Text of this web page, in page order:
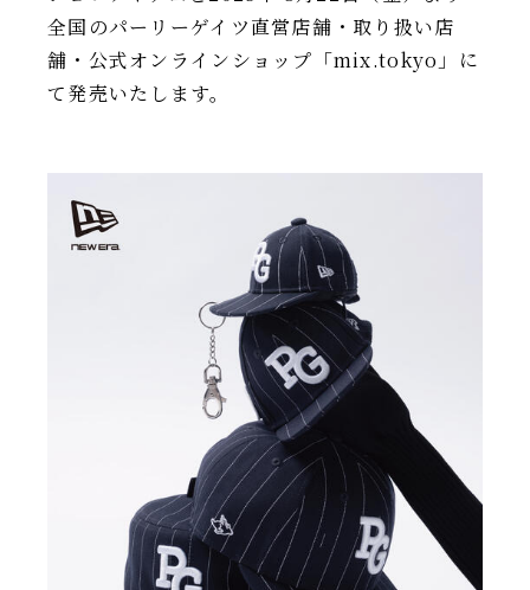
IR情報
TSIトピックス
Foreign Investor
全国のパーリーゲイツ直営店舗・取り扱い店
舗・公式オンラインショップ「mix.tokyo」に
て発売いたします。